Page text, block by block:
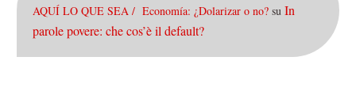
AQUÍ LO QUE SEA / Economía: ¿Dolarizar o no? su In
parole povere: che cos’è il default?